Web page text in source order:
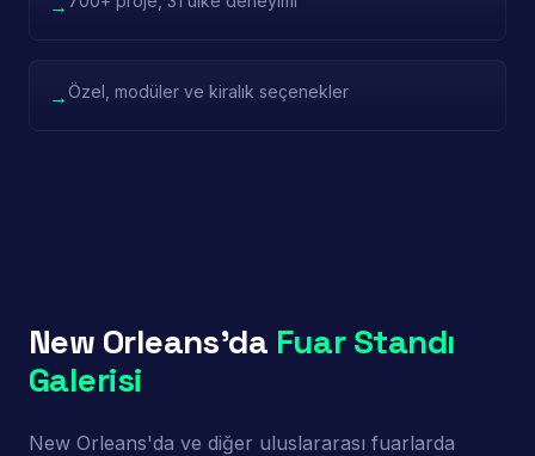
→
→Özel, modüler ve kiralık seçenekler
New Orleans'da Fuar Standı
Galerisi
New Orleans'da ve diğer uluslararası fuarlarda